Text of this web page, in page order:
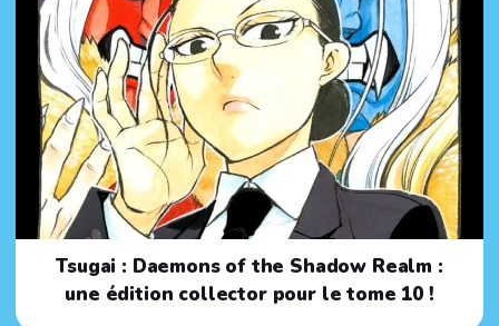
Tsugai : Daemons of the Shadow Realm :
une édition collector pour le tome 10 !